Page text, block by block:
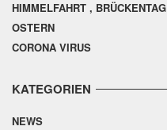
HIMMELFAHRT , BRÜCKENTAG
OSTERN
CORONA VIRUS
KATEGORIEN
NEWS